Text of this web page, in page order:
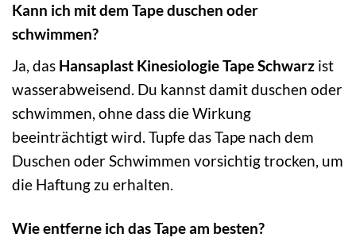
Kann ich mit dem Tape duschen oder
schwimmen?
Ja, das Hansaplast Kinesiologie Tape Schwarz ist
wasserabweisend. Du kannst damit duschen oder
schwimmen, ohne dass die Wirkung
beeinträchtigt wird. Tupfe das Tape nach dem
Duschen oder Schwimmen vorsichtig trocken, um
die Haftung zu erhalten.
Wie entferne ich das Tape am besten?